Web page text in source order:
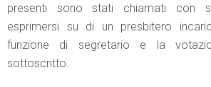
presenti sono stati chiamati con
esprimersi su di un presbitero
funzione di segretario e la
sottoscritto.